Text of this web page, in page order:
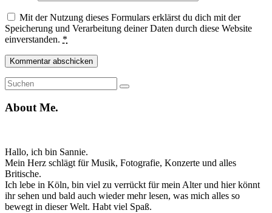
Mit der Nutzung dieses Formulars erklärst du dich mit der
Speicherung und Verarbeitung deiner Daten durch diese Website
einverstanden. *
Suche
nach:
Suchen
About Me.
Hallo, ich bin Sannie.
Mein Herz schlägt für Musik, Fotografie, Konzerte und alles
Britische.
Ich lebe in Köln, bin viel zu verrückt für mein Alter und hier könnt
ihr sehen und bald auch wieder mehr lesen, was mich alles so
bewegt in dieser Welt. Habt viel Spaß.